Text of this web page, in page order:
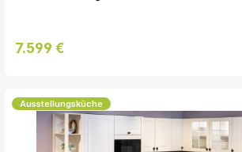
7.599 €
Ausstellungsküche